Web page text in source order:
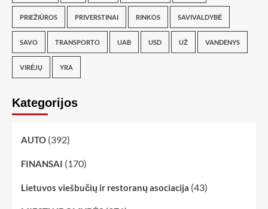
PRIEŽIŪROS PRIVERSTINAI RINKOS SAVIVALDYBĖ
SAVO TRANSPORTO UAB USD UŽ VANDENYS
VIRĖJŲ YRA
Kategorijos
AUTO (392)
FINANSAI (170)
Lietuvos viešbučių ir restoranų asociacija (43)